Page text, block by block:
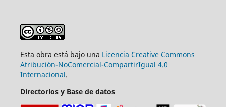
Esta obra está bajo una Licencia Creative Commons
Atribución-NoComercial-CompartirIgual 4.0
Internacional.
Directorios y Base de datos